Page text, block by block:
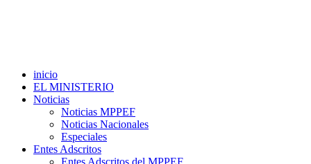
inicio
EL MINISTERIO
Noticias
Noticias MPPEF
Noticias Nacionales
Especiales
Entes Adscritos
Entes Adscritos del MPPEF